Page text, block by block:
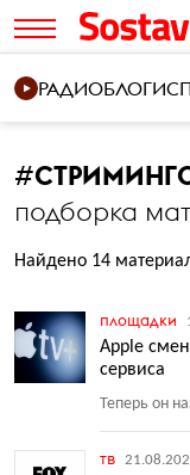
РАДИОБЛОГИ
#
подборка
Найдено 14
площадки
Apple
сервиса
Теперь он
тв